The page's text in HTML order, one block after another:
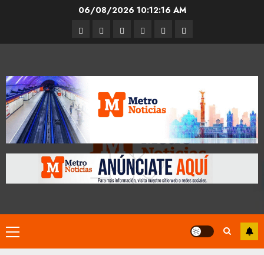
06/08/202610:12:17 AM
Entrevistas
Espectáculos
Movilidad
Metro
CDMX
CulturaOpinión
Primary
Menu